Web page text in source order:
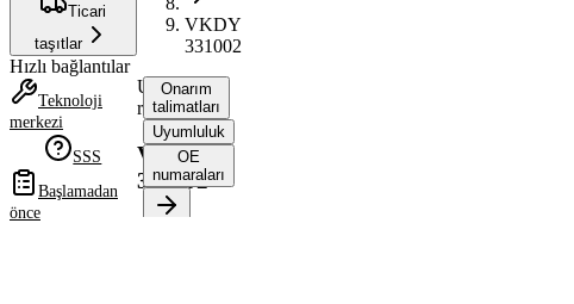
Ticari
taşıtlar
Hızlı bağlantılar
Teknoloji
merkezi
SSS
Başlamadan
önce
VKDY
331002
Uzun
rot
VKDY
331002
Onarım
talimatları
Uyumluluk
OE
numaraları